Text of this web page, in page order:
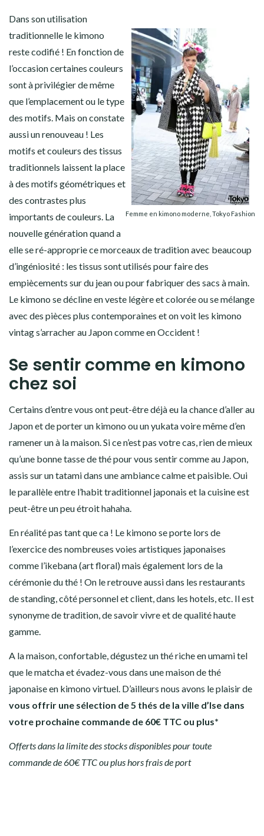
Femme en kimono moderne, Tokyo Fashion
Dans son utilisation
traditionnelle le kimono
reste codifié ! En fonction de
l’occasion certaines couleurs
sont à privilégier de même
que l’emplacement ou le type
des motifs. Mais on constate
aussi un renouveau ! Les
motifs et couleurs des tissus
traditionnels laissent la place
à des motifs géométriques et
des contrastes plus
importants de couleurs. La
nouvelle génération quand a
elle se ré-approprie ce morceaux de tradition avec beaucoup
d’ingéniosité : les tissus sont utilisés pour faire des
empiècements sur du jean ou pour fabriquer des sacs à main.
Le kimono se décline en veste légère et colorée ou se mélange
avec des pièces plus contemporaines et on voit les kimono
vintag s’arracher au Japon comme en Occident !
Se sentir comme en kimono
chez soi
Certains d’entre vous ont peut-être déjà eu la chance d’aller au
Japon et de porter un kimono ou un yukata voire même d’en
ramener un à la maison. Si ce n’est pas votre cas, rien de mieux
qu’une bonne tasse de thé pour vous sentir comme au Japon,
assis sur un tatami dans une ambiance calme et paisible. Oui
le parallèle entre l’habit traditionnel japonais et la cuisine est
peut-être un peu étroit hahaha.
En réalité pas tant que ca ! Le kimono se porte lors de
l’exercice des nombreuses voies artistiques japonaises
comme l’ikebana (art floral) mais également lors de la
cérémonie du thé ! On le retrouve aussi dans les restaurants
de standing, côté personnel et client, dans les hotels, etc. Il est
synonyme de tradition, de savoir vivre et de qualité haute
gamme.
A la maison, confortable, dégustez un thé riche en umami tel
que le matcha et évadez-vous dans une maison de thé
japonaise en kimono virtuel. D’ailleurs nous avons le plaisir de
vous offrir une sélection de 5 thés de la ville d’Ise dans
votre prochaine commande de 60€ TTC ou plus*
Offerts dans la limite des stocks disponibles pour toute
commande de 60€ TTC ou plus hors frais de port